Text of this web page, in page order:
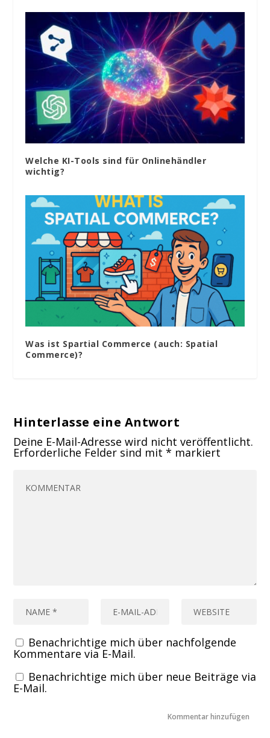
Welche KI-Tools sind für Onlinehändler
wichtig?
Was ist Spartial Commerce (auch: Spatial
Commerce)?
Hinterlasse eine Antwort
Deine E-Mail-Adresse wird nicht veröffentlicht.
Erforderliche Felder sind mit* markiert
Benachrichtige mich über nachfolgende
Kommentare via E-Mail.
Benachrichtige mich über neue Beiträge via
E-Mail.